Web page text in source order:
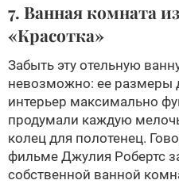
7. Ванная комната
«Красотка»
Забыть эту отельную
невозможно: ее размеры
интерьер максимально
продумали каждую
колец для полотенец.
фильме Джулия Робертс
собственной ванной